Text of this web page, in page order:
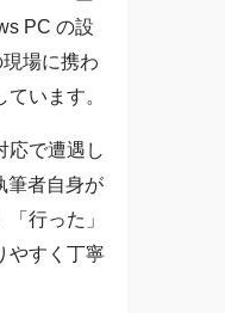
PC の設
場に携わ
います。
応で遭遇し
筆者自身が
行った」
やすく丁寧